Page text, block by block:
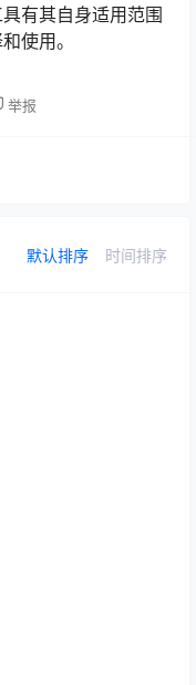
有其自身适用范围
使用。
举报
默认排序 时间排序